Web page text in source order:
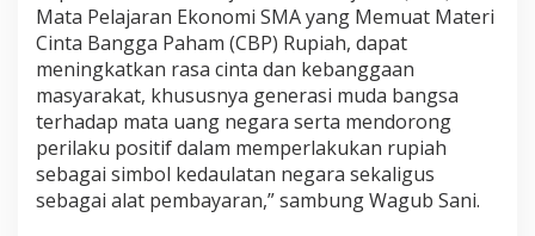
R
u
p
a
h
S
e
c
a
Mata Pelajaran Ekonomi SMA yang Memuat Materi
Cinta Bangga Paham (CBP) Rupiah, dapat
meningkatkan rasa cinta dan kebanggaan
masyarakat, khususnya generasi muda bangsa
terhadap mata uang negara serta mendorong
perilaku positif dalam memperlakukan rupiah
sebagai simbol kedaulatan negara sekaligus
sebagai alat pembayaran,” sambung Wagub Sani.